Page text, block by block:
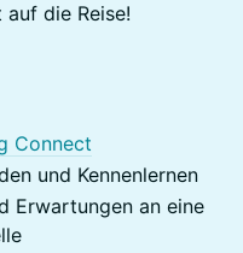
die Reise!
Connect
und Kennenlernen
Erwartungen an eine